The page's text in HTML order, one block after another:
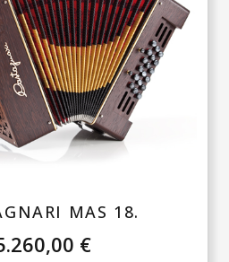
MAS 18.
€